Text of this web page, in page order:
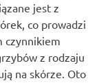
jest z
co prowadzi
czynnikiem
z rodzaju
na skórze. Oto